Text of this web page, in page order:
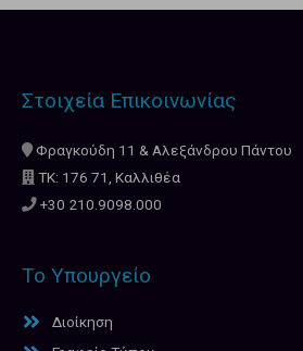
Στοιχεία Επικοινωνίας
Φραγκούδη 11 & Αλεξάνδρου Πάντου
ΤΚ: 176 71, Καλλιθέα
+30 210.9098.000
Το Υπουργείο
Διοίκηση